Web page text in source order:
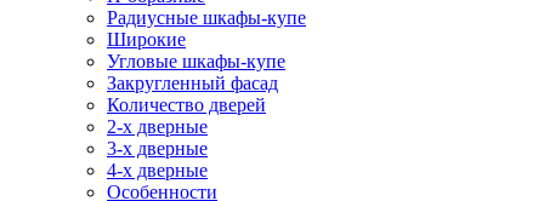
Радиусные шкафы-купе
Широкие
Угловые шкафы-купе
Закругленный фасад
Количество дверей
2-х дверные
3-х дверные
4-х дверные
Особенности